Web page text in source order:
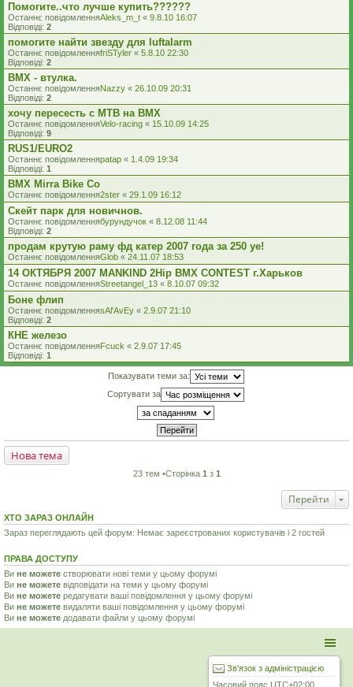
Помогите..что лучше купить??????
Останнє повідомленняAleks_m_t « 9.8.10 16:07
Відповіді: 2
помогите найти звезду для luftalarm
Останнє повідомленняfriSTyler « 5.8.10 22:30
Відповіді: 2
BMX - втулка.
Останнє повідомленняNazzy « 26.10.09 20:31
Відповіді: 2
хочу пересесть с МТВ на ВМХ
Останнє повідомленняVelo-racing « 15.10.09 14:25
Відповіді: 9
RUS1/EURO2
Останнє повідомленняpatap « 1.4.09 19:34
Відповіді: 1
BMX Mirra Bike Co
Останнє повідомлення2ster « 29.1.09 16:12
Скейт парк для новичнов.
Останнє повідомленнябурундучок « 8.12.08 11:44
Відповіді: 2
продам крутую раму фд катер 2007 года за 250 уе!
Останнє повідомленняGlob « 24.11.07 18:53
14 ОКТЯБРЯ 2007 MANKIND 2Hip BMX CONTEST г.Харьков
Останнє повідомленняStreetangel_13 « 8.10.07 09:32
Боне флип
Останнє повідомленняsAl'AvEy « 2.9.07 21:10
Відповіді: 2
КНЕ железо
Останнє повідомленняFcuck « 2.9.07 17:45
Відповіді: 1
Показувати теми за:
Сортувати за
Нова тема
23 тем •Сторінка 1 з 1
Перейти
ХТО ЗАРАЗ ОНЛАЙН
Зараз переглядають цей форум: Немає зареєстрованих користувачів і 2 гостей
ПРАВА ДОСТУПУ
Ви не можете створювати нові теми у цьому форумі
Ви не можете відповідати на теми у цьому форумі
Ви не можете редагувати ваші повідомлення у цьому форумі
Ви не можете видаляти ваші повідомлення у цьому форумі
Ви не можете додавати файли у цьому форумі
Зв'язок з адміністрацією
Часовий пояс UTC+02:00